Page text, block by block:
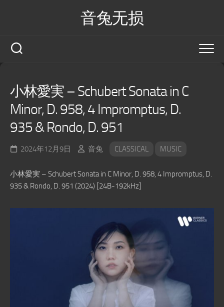
音兔无损
小林愛実 – Schubert Sonata in C
Minor, D. 958, 4 Impromptus, D.
935 & Rondo, D. 951
2024年12月9日 音兔 CLASSICAL MUSIC
小林愛実 – Schubert Sonata in C Minor, D. 958, 4 Impromptus, D.
935 & Rondo, D. 951 (2024) [24B-192kHz]